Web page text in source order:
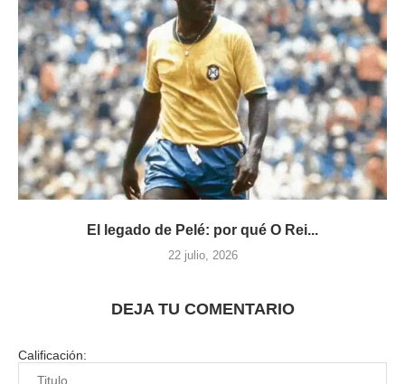
El legado de Pelé: por qué O Rei...
22 julio, 2026
DEJA TU COMENTARIO
Calificación: